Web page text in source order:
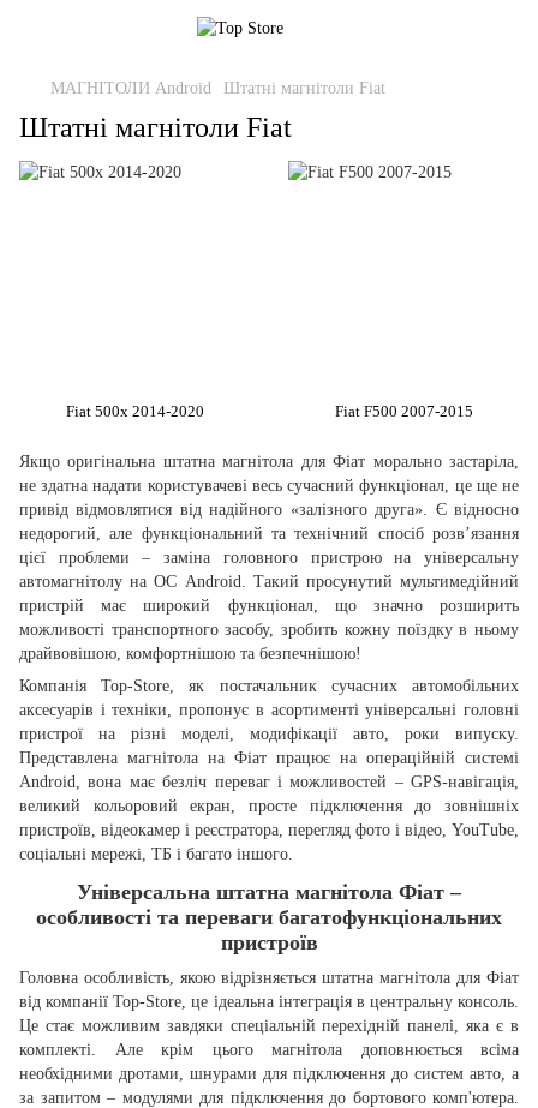
МАГНІТОЛИ Android Штатні магнітоли Fiat
Штатні магнітоли Fiat
Якщо оригінальна штатна магнітола для Фіат морально застаріла,
не здатна надати користувачеві весь сучасний функціонал, це ще не
привід відмовлятися від надійного «залізного друга». Є відносно
недорогий, але функціональний та технічний спосіб розв’язання
цієї проблеми – заміна головного пристрою на універсальну
автомагнітолу на ОС Android. Такий просунутий мультимедійний
пристрій має широкий функціонал, що значно розширить
можливості транспортного засобу, зробить кожну поїздку в ньому
драйвовішою, комфортнішою та безпечнішою!
Компанія Top-Store, як постачальник сучасних автомобільних
аксесуарів і техніки, пропонує в асортименті універсальні головні
пристрої на різні моделі, модифікації авто, роки випуску.
Представлена магнітола на Фіат працює на операційній системі
Android, вона має безліч переваг і можливостей – GPS-навігація,
великий кольоровий екран, просте підключення до зовнішніх
пристроїв, відеокамер і реєстратора, перегляд фото і відео, YouTube,
соціальні мережі, ТБ і багато іншого.
Універсальна штатна магнітола Фіат –
особливості та переваги багатофункціональних
пристроїв
Головна особливість, якою відрізняється штатна магнітола для Фіат
від компанії Top-Store, це ідеальна інтеграція в центральну консоль.
Це стає можливим завдяки спеціальній перехідній панелі, яка є в
комплекті. Але крім цього магнітола доповнюється всіма
необхідними дротами, шнурами для підключення до систем авто, а
за запитом – модулями для підключення до бортового комп'ютера.
Fiat 500x 2014-2020 Fiat F500 2007-2015